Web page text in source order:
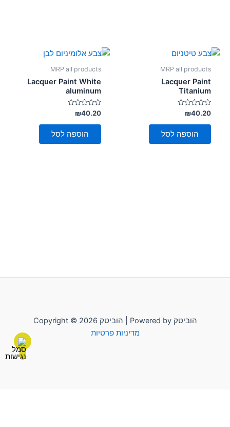
MRP all products
Lacquer Paint
Titanium
דורג
0
מתוך
₪40.20
הוספה לסל
MRP all products
Lacquer Paint White
aluminum
דורג
0
מתוך
₪40.20
הוספה לסל
Copyright © 2026 הוביטק | Powered by הוביטק
מדיניות פרטיות